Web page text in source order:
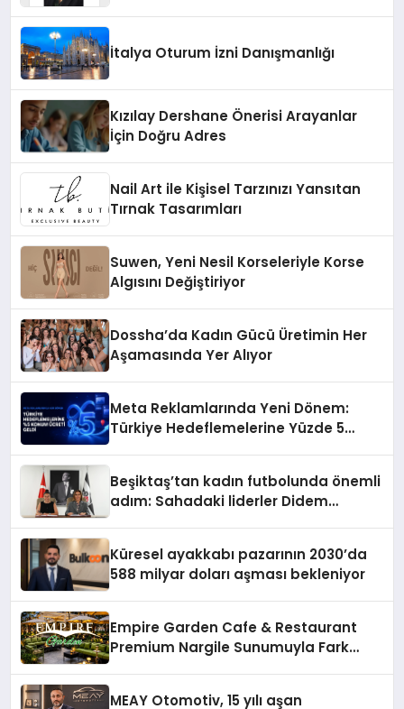
İtalya Oturum İzni Danışmanlığı
Kızılay Dershane Önerisi Arayanlar
İçin Doğru Adres
Nail Art ile Kişisel Tarzınızı Yansıtan
Tırnak Tasarımları
Suwen, Yeni Nesil Korseleriyle Korse
Algısını Değiştiriyor
Dossha’da Kadın Gücü Üretimin Her
Aşamasında Yer Alıyor
Meta Reklamlarında Yeni Dönem:
Türkiye Hedeflemelerine Yüzde 5
Beşiktaş’tan kadın futbolunda önemli
adım: Sahadaki liderler Didem
Küresel ayakkabı pazarının 2030’da
588 milyar doları aşması bekleniyor
Empire Garden Cafe & Restaurant
Premium Nargile Sunumuyla Fark
MEAY Otomotiv, 15 yılı aşan